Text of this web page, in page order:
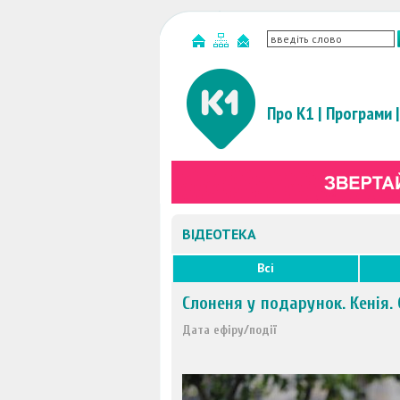
Про К1 | Програми|
ВІДЕОТЕКА
Всі
Слоненя у подарунок.
Дата ефіру/події